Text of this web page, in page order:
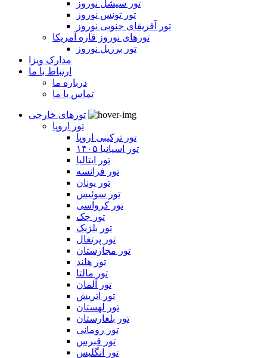
تور سیشل نوروز
تور تونس نوروز
تور آفریقای جنوبی نوروز
تورهای نوروز قاره آمریکا
تور برزیل نوروز
مدارک ویزا
ارتباط با ما
درباره ما
تماس با ما
تورهای خارجی
تور اروپا
تور ترکیبی اروپا
تور اسپانیا ۱۴۰۵
تور ایتالیا
تور فرانسه
تور یونان
تور سوئیس
تور کرواسی
تور چک
تور بلژیک
تور پرتغال
تور مجارستان
تور هلند
تور مالتا
تور آلمان
تور اتریش
تور لهستان
تور بلغارستان
تور رومانی
تور قبرس
تور انگلیس